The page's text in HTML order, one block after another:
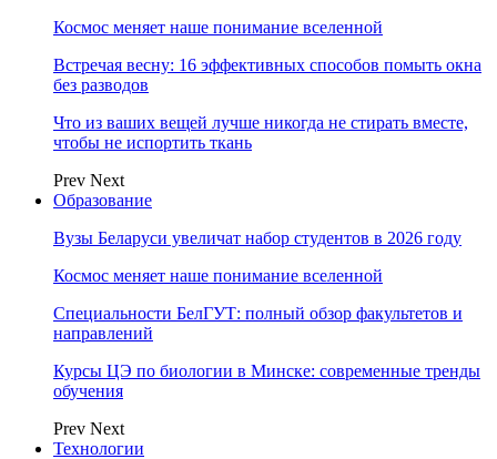
Космос меняет наше понимание вселенной
Встречая весну: 16 эффективных способов помыть окна
без разводов
Что из ваших вещей лучше никогда не стирать вместе,
чтобы не испортить ткань
Prev Next
Образование
Вузы Беларуси увеличат набор студентов в 2026 году
Космос меняет наше понимание вселенной
Специальности БелГУТ: полный обзор факультетов и
направлений
Курсы ЦЭ по биологии в Минске: современные тренды
обучения
Prev Next
Технологии